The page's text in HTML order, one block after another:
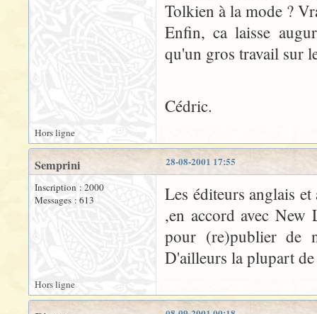
Tolkien à la mode ?
Enfin, ca laisse
qu'un gros travail sur
Cédric.
Hors ligne
28-08-2001 17:55
Semprini
Inscription : 2000
Messages : 613
Les éditeurs anglais
,en accord avec
pour (re)publier de
D'ailleurs la plupart
Hors ligne